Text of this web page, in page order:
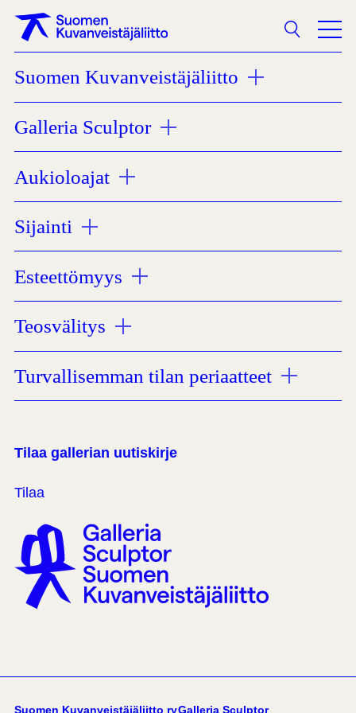
Haku
Yhteystiedot
Suomen Kuvanveistäjäliitto
Galleria Sculptor
Aukioloajat
Sijainti
Esteettömyys
Teosvälitys
Turvallisemman tilan periaatteet
Tilaa gallerian uutiskirje
Tilaa
Suomen Kuvanveistäjäliitto ryGalleria Sculptor